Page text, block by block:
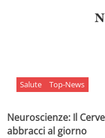
Salute Top-News
Neuroscienze: Il
abbracci al giorno